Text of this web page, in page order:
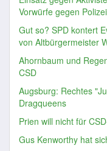
Vorwürfe gegen
Gut so? SPD kontert
von Altbürgermeister
Ahornbaum und
CSD
Augsburg: Rechtes
Dragqueens
Prien will nicht für
Gus Kenworthy hat